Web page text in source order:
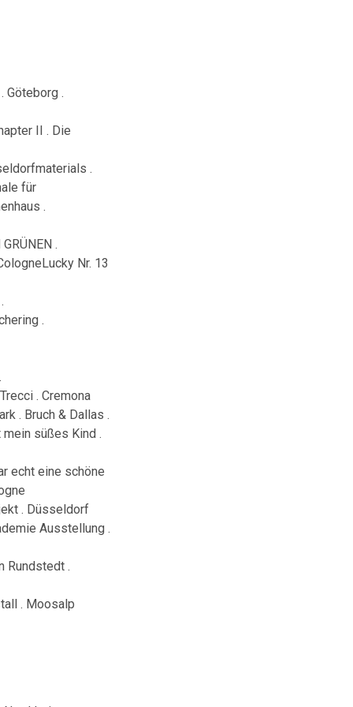
Göteborg .
II . Die
.
für
.
.
Nr. 13
.
. Cremona
. Bruch & Dallas .
süßes Kind .
echt eine schöne
. Düsseldorf
Ausstellung .
Rundstedt .
. Moosalp